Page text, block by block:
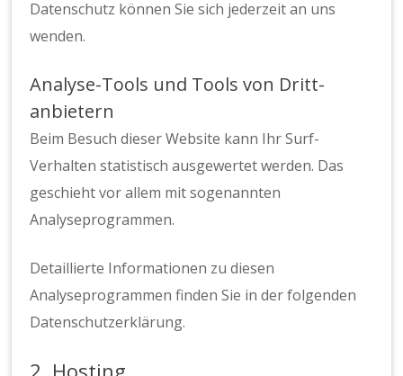
Datenschutz können Sie sich jederzeit an uns
wenden.
Analyse-Tools und Tools von Dritt­
anbietern
Beim Besuch dieser Website kann Ihr Surf-
Verhalten statistisch ausgewertet werden. Das
geschieht vor allem mit sogenannten
Analyseprogrammen.
Detaillierte Informationen zu diesen
Analyseprogrammen finden Sie in der folgenden
Datenschutzerklärung.
2. Hosting